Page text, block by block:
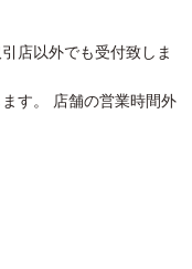
店以外でも受付致しま
す。 店舗の営業時間外